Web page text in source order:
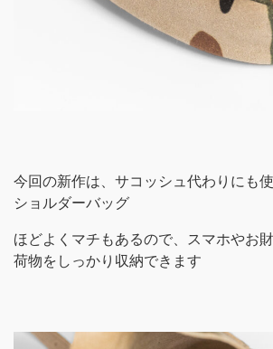
今回の新作は、サコッシュ代わりにも
ショルダーバッグ
ほどよくマチもあるので、スマホやお
荷物をしっかり収納できます